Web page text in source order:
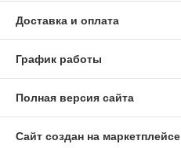
Доставка и оплата
График работы
Полная версия сайта
Сайт создан на маркетплейсе